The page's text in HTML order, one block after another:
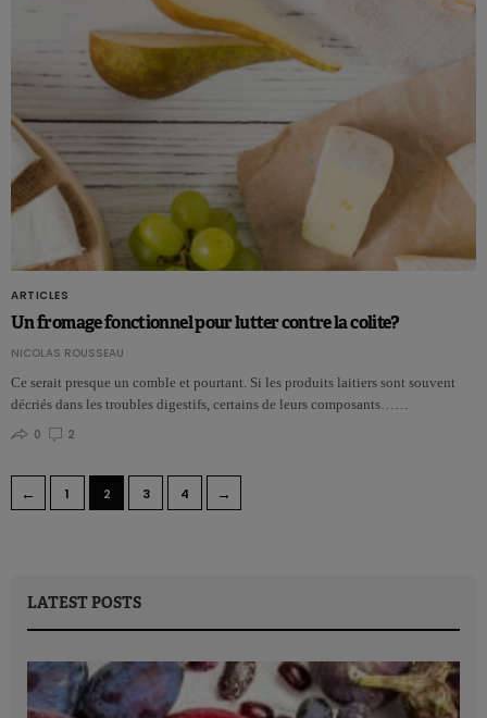
ARTICLES
Un fromage fonctionnel pour lutter contre la colite?
NICOLAS ROUSSEAU
Ce serait presque un comble et pourtant. Si les produits laitiers sont souvent
décriés dans les troubles digestifs, certains de leurs composants……
0
2
← 1 2 3 4 →
LATEST POSTS